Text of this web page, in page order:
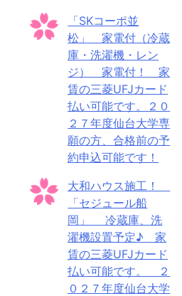
「SKコーポ並
松」 家電付（冷蔵
庫・洗濯機・レン
ジ） 家電付！ 家
賃の三菱UFJカード
払い可能です。２０
２７年度仙台大学専
願の方、合格前の予
約申込可能です！
大和ハウス施工！
「セジュール船
岡」 冷蔵庫、洗
濯機設置予定♪ 家
賃の三菱UFJカード
払い可能です。 ２
０２７年度仙台大学